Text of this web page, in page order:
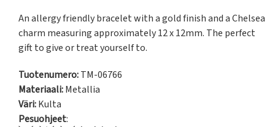
An allergy friendly bracelet with a gold finish and a Chelsea
charm measuring approximately 12 x 12mm. The perfect
gift to give or treat yourself to.
Tuotenumero:TM-06766
Materiaali:Metallia
Väri:Kulta
Pesuohjeet: